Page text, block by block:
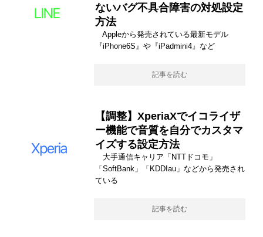
ないバグ不具合障害の対処設定
方法
Appleから発売されている最新モデル
『iPhone6S』や『iPadmini4』など
記事を読む
【調整】XperiaXでイコライザ
ー機能で音質を自分でカスタマ
イズする設定方法
大手通信キャリア「NTTドコモ」
「SoftBank」「KDDIau」などから発売され
ている
記事を読む